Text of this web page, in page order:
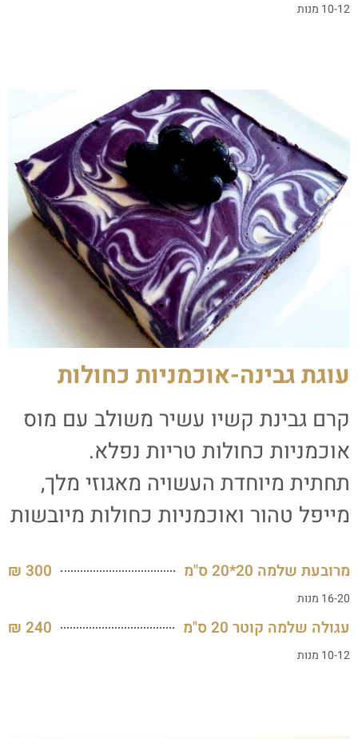
10-12 מנות
עוגת גבינה-אוכמניות כחולות
קרם גבינת קשיו עשיר משולב עם מוס
אוכמניות כחולות טריות נפלא.
תחתית מיוחדת העשויה מאגוזי מלך,
מייפל טהור ואוכמניות כחולות מיובשות
מרובעת שלמה 20*20 ס"מ 300 ₪
16-20 מנות
עגולה שלמה קוטר 20 ס"מ 240 ₪
10-12 מנות